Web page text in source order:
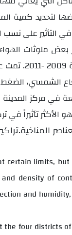
لتحديد كمية
وشباط
الشمسي،
الأكثر تأثيراً في
المناخية، تراكيز الملوثات، حلب.
limits,
density of
and
four districts